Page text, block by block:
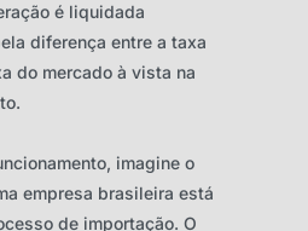
é liquidada
diferença entre a taxa
do mercado à vista na
imagine o
empresa brasileira está
de importação. O